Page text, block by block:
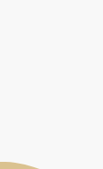
עתידי, רמת